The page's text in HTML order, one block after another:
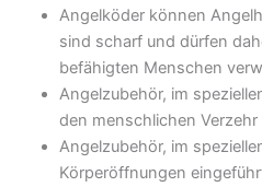
Angelköder können
sind scharf und dürfen
befähigten Menschen
Angelzubehör, im
den menschlichen Verzehr
Angelzubehör, im
Körperöffnungen